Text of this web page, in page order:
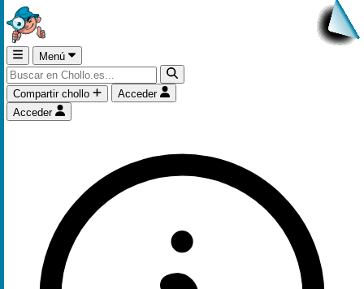
Menú
Compartir chollo
Acceder
Acceder